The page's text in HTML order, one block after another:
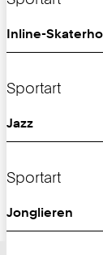
Inline-
Sportart
Jazz
Sportart
Jonglieren